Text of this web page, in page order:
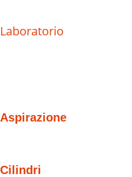
Laboratorio
Aspirazione
Cilindri